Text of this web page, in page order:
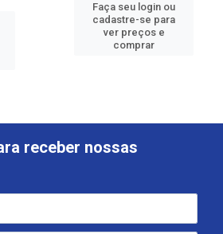
Faça seu login ou
cadastre-se para
ver preços e
comprar
receber nossas